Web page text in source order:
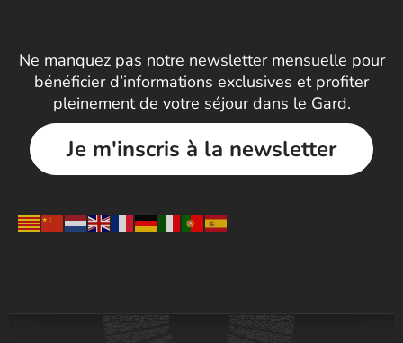
Ne manquez pas notre newsletter mensuelle pour
bénéficier d’informations exclusives et profiter
pleinement de votre séjour dans le Gard.
Je m'inscris à la newsletter